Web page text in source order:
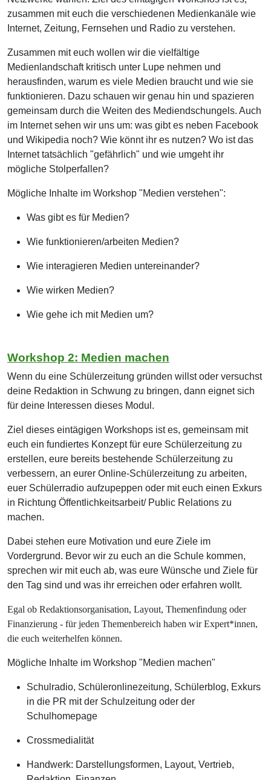
zusammen mit euch die verschiedenen Medienkanäle wie
Internet, Zeitung, Fernsehen und Radio zu verstehen.
Zusammen mit euch wollen wir die vielfältige
Medienlandschaft kritisch unter Lupe nehmen und
herausfinden, warum es viele Medien braucht und wie sie
funktionieren. Dazu schauen wir genau hin und spazieren
gemeinsam durch die Weiten des Mediendschungels. Auch
im Internet sehen wir uns um: was gibt es neben Facebook
und Wikipedia noch? Wie könnt ihr es nutzen? Wo ist das
Internet tatsächlich "gefährlich" und wie umgeht ihr
mögliche Stolperfallen?
Mögliche Inhalte im Workshop "Medien verstehen":
Was gibt es für Medien?
Wie funktionieren/arbeiten Medien?
Wie interagieren Medien untereinander?
Wie wirken Medien?
Wie gehe ich mit Medien um?
Workshop 2: Medien machen
Wenn du eine Schülerzeitung gründen willst oder versuchst
deine Redaktion in Schwung zu bringen, dann eignet sich
für deine Interessen dieses Modul.
Ziel dieses eintägigen Workshops ist es, gemeinsam mit
euch ein fundiertes Konzept für eure Schülerzeitung zu
erstellen, eure bereits bestehende Schülerzeitung zu
verbessern, an eurer Online-Schülerzeitung zu arbeiten,
euer Schülerradio aufzupeppen oder mit euch einen Exkurs
in Richtung Öffentlichkeitsarbeit/ Public Relations zu
machen.
Dabei stehen eure Motivation und eure Ziele im
Vordergrund. Bevor wir zu euch an die Schule kommen,
sprechen wir mit euch ab, was eure Wünsche und Ziele für
den Tag sind und was ihr erreichen oder erfahren wollt.
Egal ob Redaktionsorganisation, Layout, Themenfindung oder
Finanzierung - für jeden Themenbereich haben wir Expert*innen,
die euch weiterhelfen können.
Mögliche Inhalte im Workshop "Medien machen"
Schulradio, Schüleronlinezeitung, Schülerblog, Exkurs
in die PR mit der Schulzeitung oder der
Schulhomepage
Crossmedialität
Handwerk: Darstellungsformen, Layout, Vertrieb,